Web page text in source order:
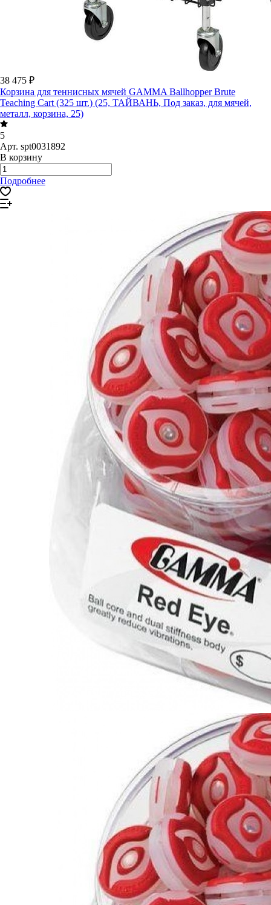
38 475 ₽
Корзина для теннисных мячей GAMMA Ballhopper Brute
Teaching Cart (325 шт.) (25, ТАЙВАНЬ, Под заказ, для мячей,
металл, корзина, 25)
5
Арт. spt0031892
В корзину
Подробнее